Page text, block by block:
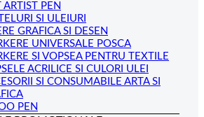
ARTIST PEN
SI ULEIURI
GRAFICA SI DESEN
UNIVERSALE POSCA
SI VOPSEA PENTRU TEXTILE
ACRILICE SI CULORI ULEI
SI CONSUMABILE ARTA SI
PEN